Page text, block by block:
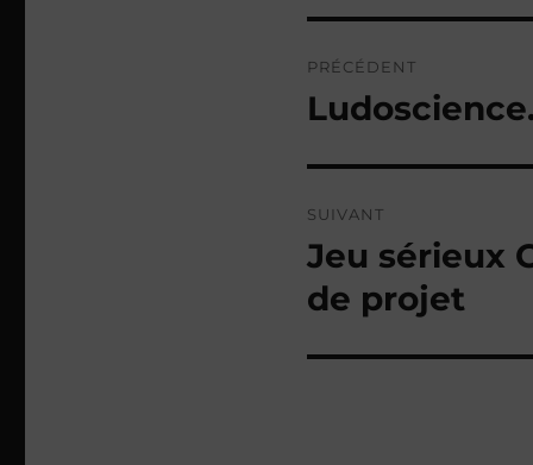
de
PRÉCÉDENT
Publication
SUIVANT
Publication
suivante :
Jeu sérieux
de projet